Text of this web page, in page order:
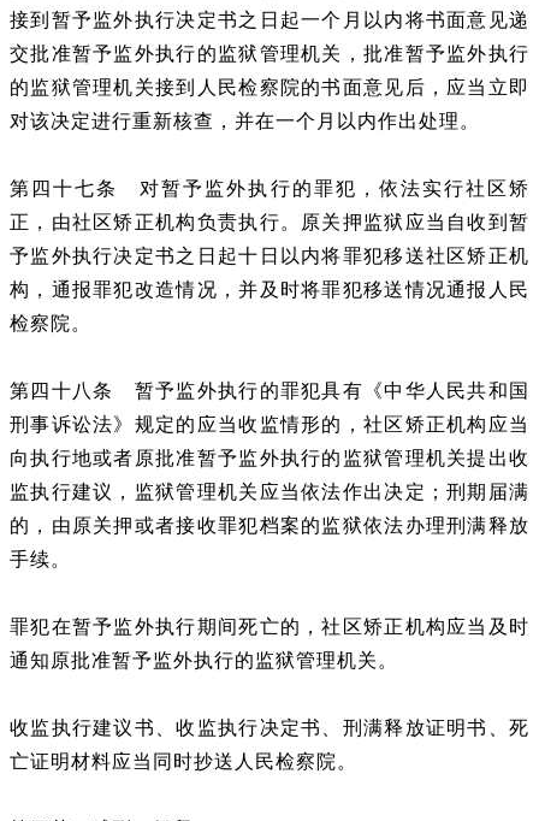
接到暂予监外执行决定书之日起一个月以内将书面意见递
交批准暂予监外执行的监狱管理机关，批准暂予监外执行
的监狱管理机关接到人民检察院的书面意见后，应当立即
对该决定进行重新核查，并在一个月以内作出处理。
第四十七条 对暂予监外执行的罪犯，依法实行社区矫
正，由社区矫正机构负责执行。原关押监狱应当自收到暂
予监外执行决定书之日起十日以内将罪犯移送社区矫正机
构，通报罪犯改造情况，并及时将罪犯移送情况通报人民
检察院。
第四十八条 暂予监外执行的罪犯具有《中华人民共和国
刑事诉讼法》规定的应当收监情形的，社区矫正机构应当
向执行地或者原批准暂予监外执行的监狱管理机关提出收
监执行建议，监狱管理机关应当依法作出决定；刑期届满
的，由原关押或者接收罪犯档案的监狱依法办理刑满释放
手续。
罪犯在暂予监外执行期间死亡的，社区矫正机构应当及时
通知原批准暂予监外执行的监狱管理机关。
收监执行建议书、收监执行决定书、刑满释放证明书、死
亡证明材料应当同时抄送人民检察院。